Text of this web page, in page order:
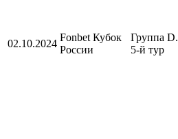
02.10.2024
Fonbet Кубок
России
Группа D.
5-й тур